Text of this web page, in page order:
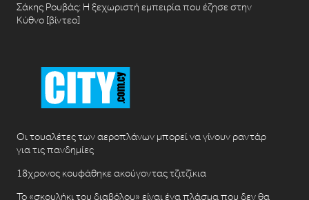
Σάκης Ρουβάς: Η ξεχωριστή εμπειρία που έζησε στην
Κύθνο [βίντεο]
Οι τουαλέτες των αεροπλάνων μπορεί να γίνουν ραντάρ
για τις πανδημίες
18χρονος κουφάθηκε ακούγοντας τζιτζίκια
Το «σκουλήκι του διαβόλου» είναι ένα πλάσμα που δεν θα